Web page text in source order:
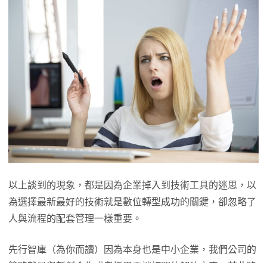
以上談到的現象，都是因為企業掉入到技術工具的迷思，以
為選擇最新最好的技術就是數位轉型成功的關鍵，卻忽略了
人與流程的配套管理一樣重要。
先行智庫（為你而讀）因為本身也是中小企業，我們公司的